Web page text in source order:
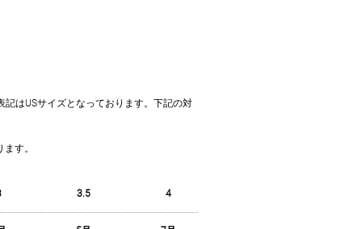
記はUSサイズとなっております。下記の対
す。
3.5 4